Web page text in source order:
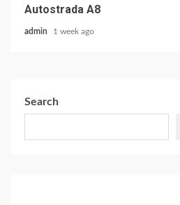
Autostrada A8
admin 1 week ago
Search